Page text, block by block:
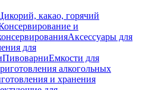
какао, горячий
и
Аксессуары для
для
ПивоварниЕмкости для
алкогольных
и хранения